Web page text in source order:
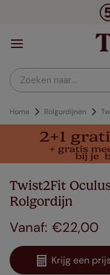
Zoeken naar...
Home Rolgordijnen
Twist2Fit
Rolgordijn
€22,00
Krijg een prijs